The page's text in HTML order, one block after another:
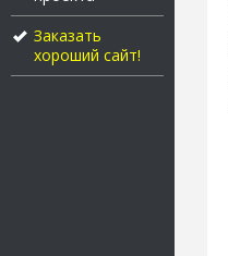
Заказать
хороший сайт!